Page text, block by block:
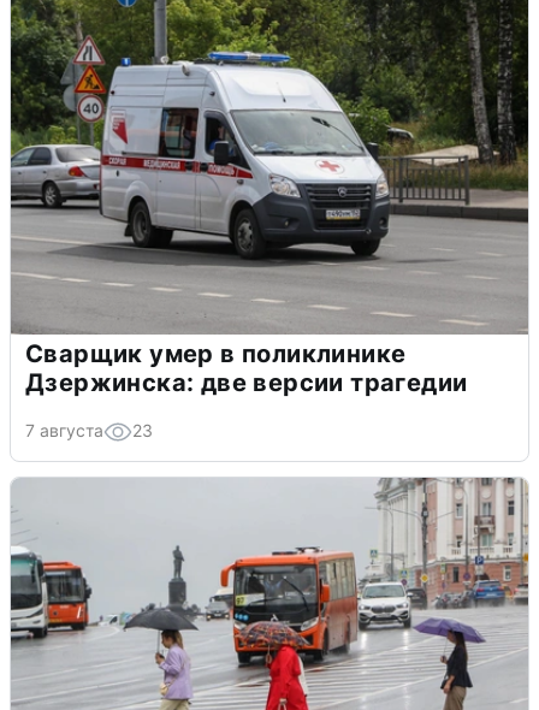
Сварщик умер в поликлинике
Дзержинска: две версии трагедии
7 августа 23